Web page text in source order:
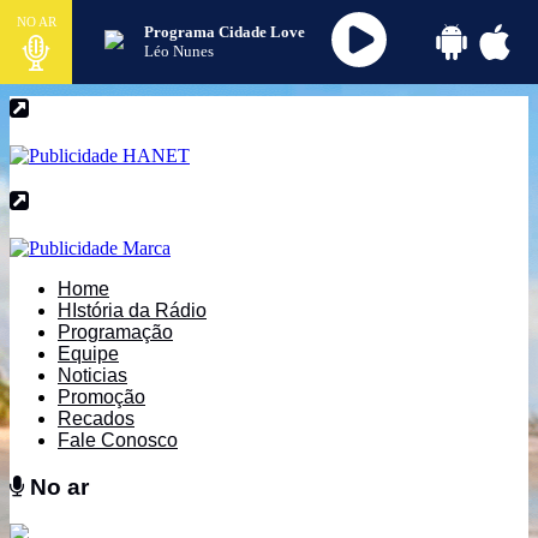
NO AR
Programa Cidade Love
Léo Nunes
Home
HIstória da Rádio
Programação
Equipe
Noticias
Promoção
Recados
Fale Conosco
No ar